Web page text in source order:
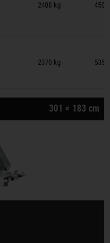
2488 kg 450
2370 kg 535
301 × 183 cm